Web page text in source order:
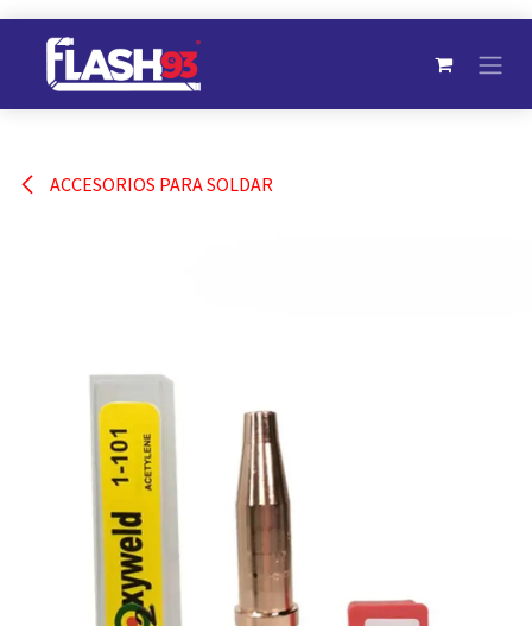
Ir al contenido
ACCESORIOS PARA SOLDAR